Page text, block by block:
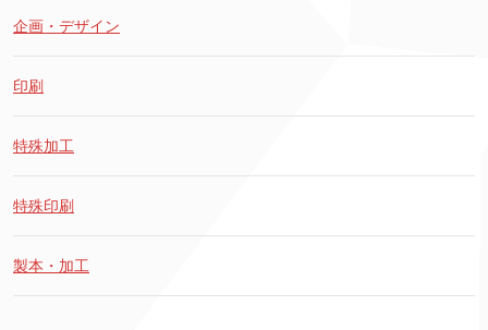
企画・デザイン
印刷
特殊加工
特殊印刷
製本・加工